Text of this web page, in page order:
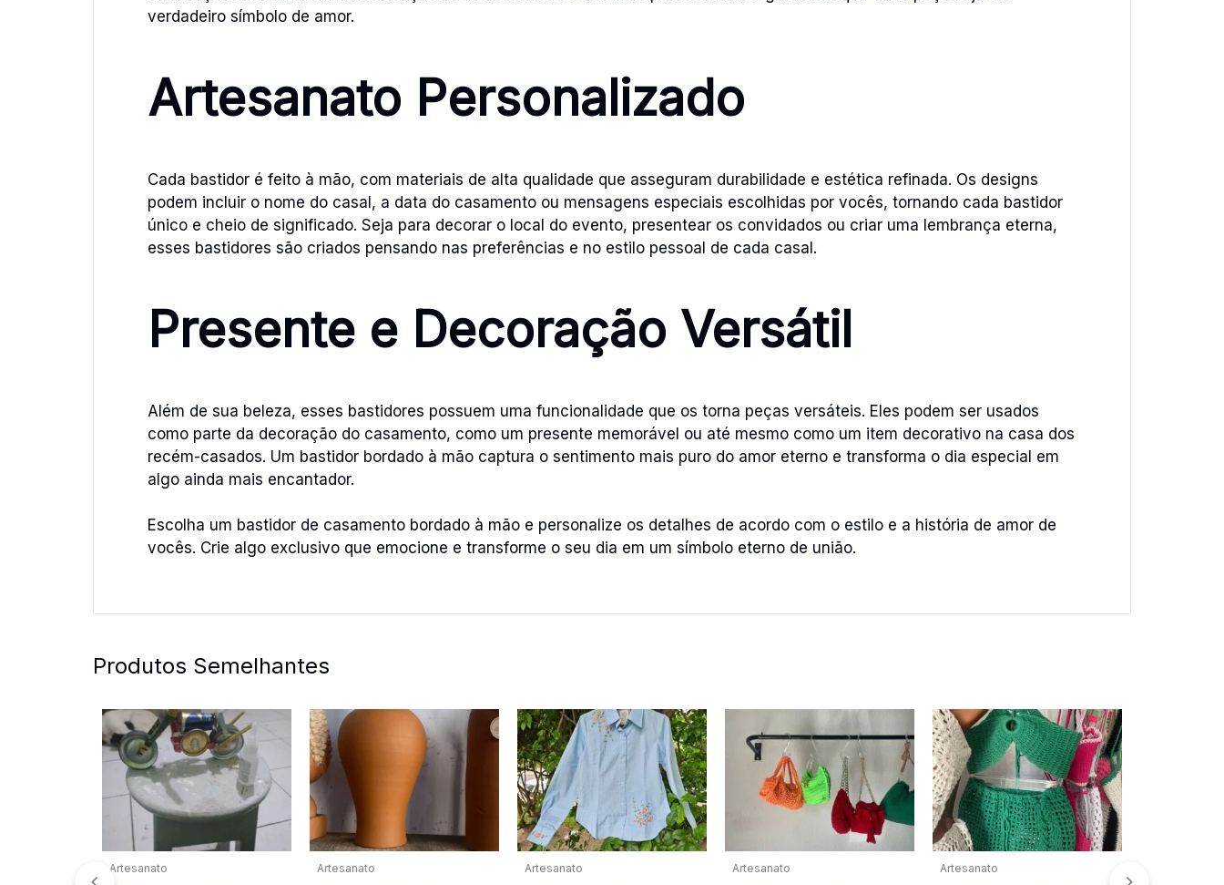
verdadeiro símbolo de amor.
Artesanato Personalizado
Cada bastidor é feito à mão, com materiais de alta qualidade que asseguram durabilidade e estética refinada. Os designs
podem incluir o nome do casal, a data do casamento ou mensagens especiais escolhidas por vocês, tornando cada bastidor
único e cheio de significado. Seja para decorar o local do evento, presentear os convidados ou criar uma lembrança eterna,
esses bastidores são criados pensando nas preferências e no estilo pessoal de cada casal.
Presente e Decoração Versátil
Além de sua beleza, esses bastidores possuem uma funcionalidade que os torna peças versáteis. Eles podem ser usados
como parte da decoração do casamento, como um presente memorável ou até mesmo como um item decorativo na casa dos
recém-casados. Um bastidor bordado à mão captura o sentimento mais puro do amor eterno e transforma o dia especial em
algo ainda mais encantador.
Escolha um bastidor de casamento bordado à mão e personalize os detalhes de acordo com o estilo e a história de amor de
vocês. Crie algo exclusivo que emocione e transforme o seu dia em um símbolo eterno de união.
Produtos Semelhantes
Artesanato Artesanato Artesanato Artesanato Artesanato